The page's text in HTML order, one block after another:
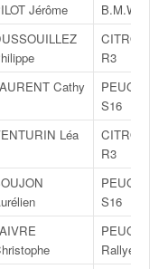
Jérôme
B.M.W. 135i
CITROËN
R3
Cathy
PEUGEOT
S16
Léa
CITROËN
R3
PEUGEOT
S16
PEUGEOT
Rallye